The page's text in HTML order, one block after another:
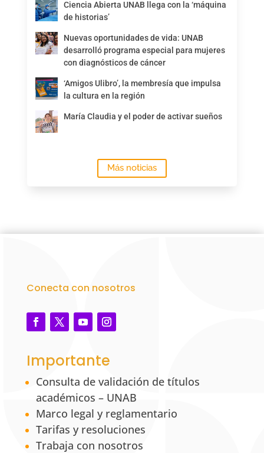
Ciencia Abierta UNAB llega con la ‘máquina
de historias’
Nuevas oportunidades de vida: UNAB
desarrolló programa especial para mujeres
con diagnósticos de cáncer
‘Amigos Ulibro’, la membresía que impulsa
la cultura en la región
María Claudia y el poder de activar sueños
Más noticias
Conecta con nosotros
Importante
Consulta de validación de títulos
académicos – UNAB
Marco legal y reglamentario
Tarifas y resoluciones
Trabaja con nosotros